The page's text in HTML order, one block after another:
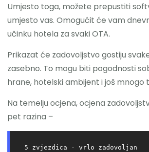
Umjesto toga, možete prepustiti
umjesto vas. Omogućit će vam
učinku hotela za svaki OTA.
Prikazat će zadovoljstvo gostiju
zasebno. To mogu biti pogodnosti
hrane, hotelski ambijent i još mnogo
Na temelju ocjena, ocjena
pet razina –
5 zvjezdica - vrlo zadovoljan